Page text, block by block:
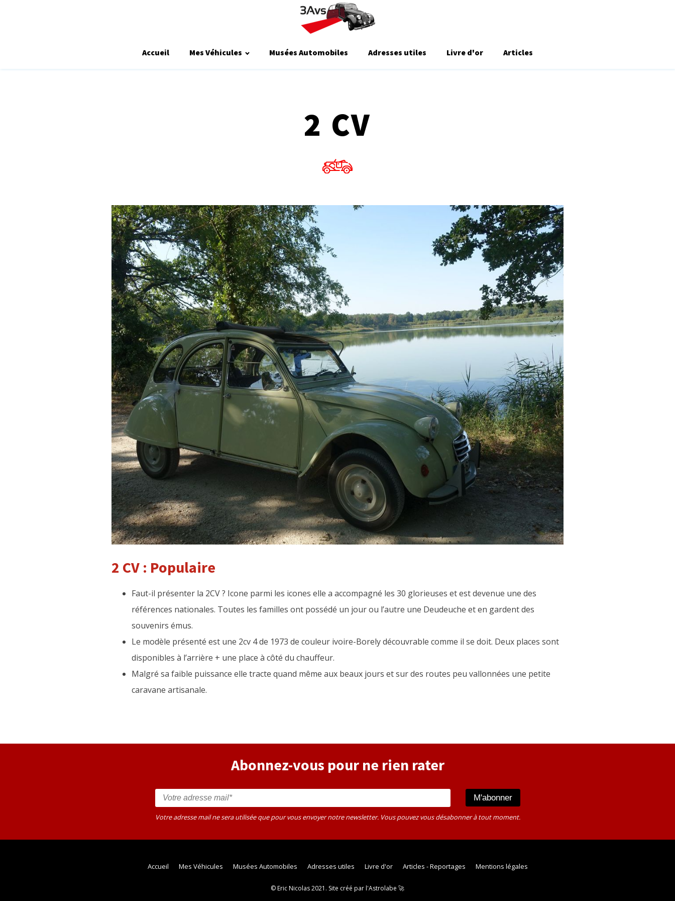
Accueil Mes Véhicules Musées Automobiles Adresses utiles Livre d'or Articles
2 CV
2 CV : Populaire
Faut-il présenter la 2CV ? Icone parmi les icones elle a accompagné les 30 glorieuses et est devenue une des
références nationales. Toutes les familles ont possédé un jour ou l’autre une Deudeuche et en gardent des
souvenirs émus.
Le modèle présenté est une 2cv 4 de 1973 de couleur ivoire-Borely découvrable comme il se doit. Deux places sont
disponibles à l’arrière + une place à côté du chauffeur.
Malgré sa faible puissance elle tracte quand même aux beaux jours et sur des routes peu vallonnées une petite
caravane artisanale.
Abonnez-vous pour ne rien rater
Votre adresse mail ne sera utilisée que pour vous envoyer notre newsletter. Vous pouvez vous désabonner à tout moment.
Accueil Mes Véhicules Musées Automobiles Adresses utiles Livre d'or Articles - Reportages Mentions légales
© Eric Nicolas 2021. Site créé parl'Astrolabe 🚀